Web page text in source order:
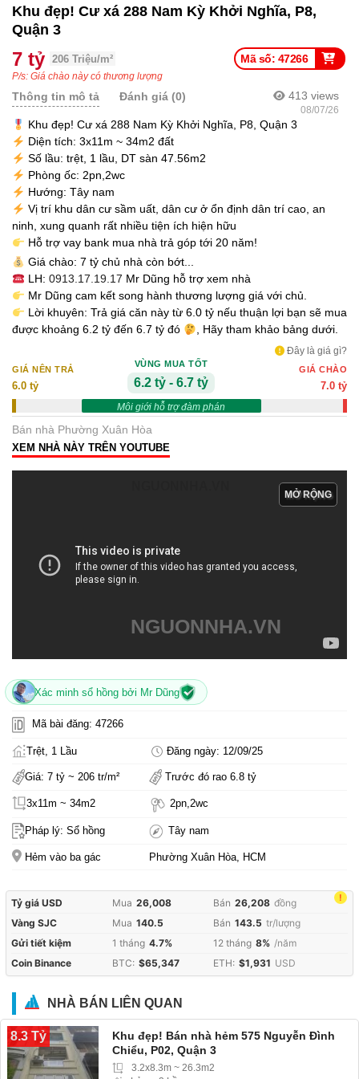
Khu đẹp! Cư xá 288 Nam Kỳ Khởi Nghĩa, P8,
Quận 3
Mã số: 47266
7 tỷ 206 Triệu/m²
P/s: Giá chào này có thương lượng
413 views
08/07/26
Thông tin mô tả Đánh giá (0)
Khu đẹp! Cư xá 288 Nam Kỳ Khởi Nghĩa, P8, Quận 3
Diện tích: 3x11m ~ 34m2 đất
Số lầu: trệt, 1 lầu, DT sàn 47.56m2
Phòng ốc: 2pn,2wc
Hướng: Tây nam
Vị trí khu dân cư sầm uất, dân cư ở ổn định dân trí cao, an
ninh, xung quanh rất nhiều tiện ích hiện hữu
Hỗ trợ vay bank mua nhà trả góp tới 20 năm!
Giá chào: 7 tỷ chủ nhà còn bớt...
LH: 0913.17.19.17 Mr Dũng hỗ trợ xem nhà
Mr Dũng cam kết song hành thương lượng giá với chủ.
Lời khuyên: Trả giá căn này từ 6.0 tỷ nếu thuận lợi bạn sẽ mua
được khoảng 6.2 tỷ đến 6.7 tỷ đó
, Hãy tham khảo bảng dưới.
Đây là giá gì?
GIÁ NÊN TRẢ
6.0 tỷ
VÙNG MUA TỐT
6.2 tỷ - 6.7 tỷ
Môi giới hỗ trợ đàm phán
GIÁ CHÀO
7.0 tỷ
Bán nhà Phường Xuân Hòa
XEM NHÀ NÀY TRÊN YOUTUBE
MỞ RỘNG
NGUONNHA.VN
Xác minh sổ hồng bởi Mr Dũng
Mã bài đăng: 47266
Trệt, 1 Lầu Đăng ngày: 12/09/25
Giá: 7 tỷ ~ 206 tr/m² Trước đó rao 6.8 tỷ
3x11m ~ 34m2 2pn,2wc
Pháp lý: Sổ hồng Tây nam
Hẻm vào ba gác Phường Xuân Hòa, HCM
!
Tỷ giá USD Mua 26,008 Bán 26,208 đồng
Vàng SJC
Mua 140.5 Bán 143.5 tr/lượng
Gửi tiết kiệm
1 tháng 4.7% 12 tháng 8% /năm
Coin Binance
BTC: $65,347 ETH: $1,931 USD
NHÀ BÁN LIÊN QUAN
8.3 Tỷ
Khu đẹp! Bán nhà hẻm 575 Nguyễn Đình
Chiểu, P02, Quận 3
3.2x8.3m ~ 26.3m2